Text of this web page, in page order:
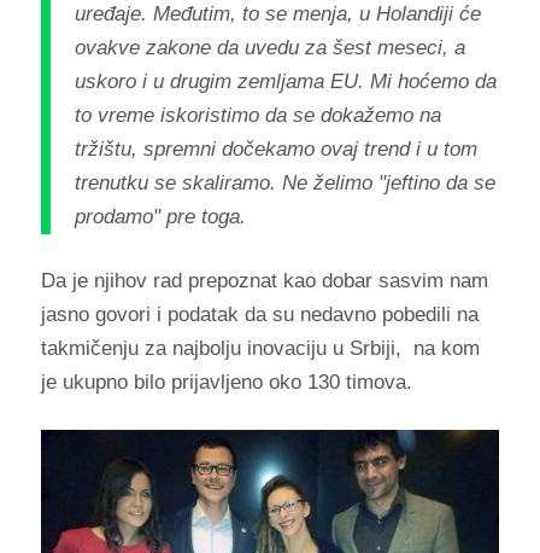
uređaje. Međutim, to se menja, u Holandiji će
ovakve zakone da uvedu za šest meseci, a
uskoro i u drugim zemljama EU. Mi hoćemo da
to vreme iskoristimo da se dokažemo na
tržištu, spremni dočekamo ovaj trend i u tom
trenutku se skaliramo. Ne želimo "jeftino da se
prodamo" pre toga.
Da je njihov rad prepoznat kao dobar sasvim nam
jasno govori i podatak da su nedavno pobedili na
takmičenju za najbolju inovaciju u Srbiji, na kom
je ukupno bilo prijavljeno oko 130 timova.